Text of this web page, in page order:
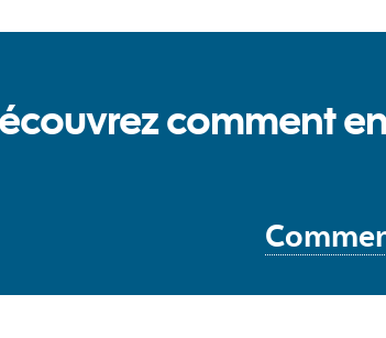
comment